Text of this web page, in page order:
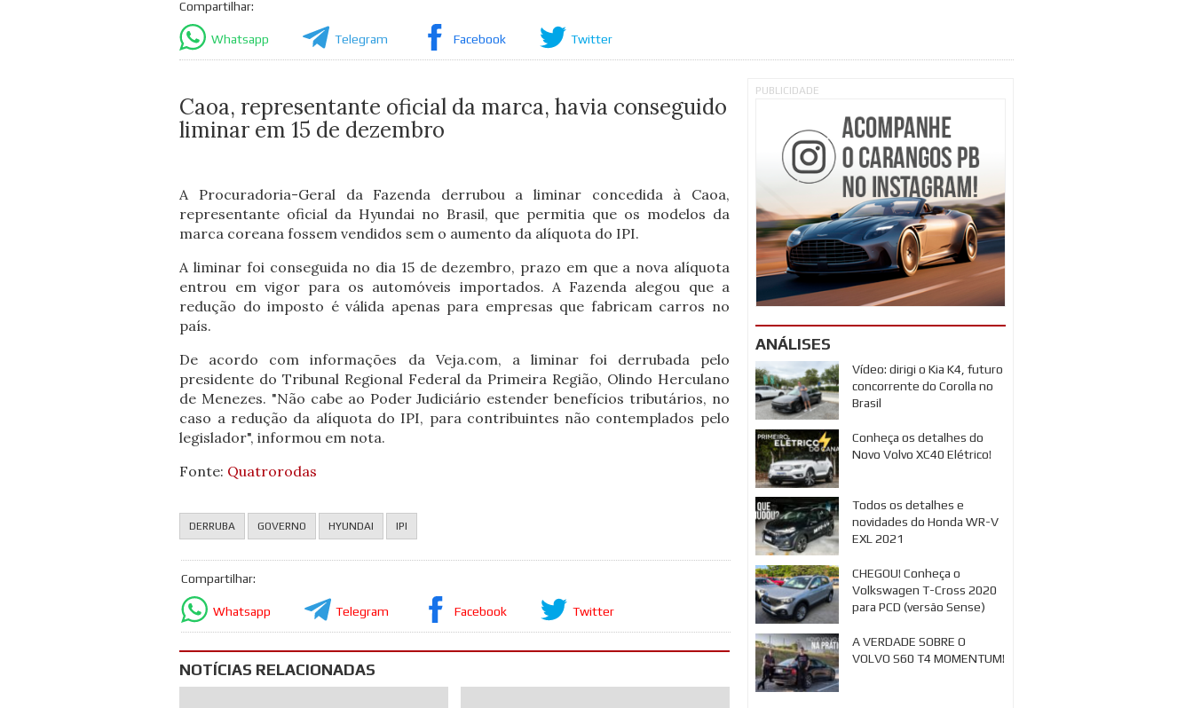
Compartilhar:
Whatsapp Telegram Facebook Twitter
Caoa, representante oficial da marca, havia conseguido
liminar em 15 de dezembro
A Procuradoria-Geral da Fazenda derrubou a liminar concedida à Caoa,
representante oficial da Hyundai no Brasil, que permitia que os modelos da
marca coreana fossem vendidos sem o aumento da alíquota do IPI.
A liminar foi conseguida no dia 15 de dezembro, prazo em que a nova alíquota
entrou em vigor para os automóveis importados. A Fazenda alegou que a
redução do imposto é válida apenas para empresas que fabricam carros no
país.
De acordo com informações da Veja.com, a liminar foi derrubada pelo
presidente do Tribunal Regional Federal da Primeira Região, Olindo Herculano
de Menezes. "Não cabe ao Poder Judiciário estender benefícios tributários, no
caso a redução da alíquota do IPI, para contribuintes não contemplados pelo
legislador", informou em nota.
Fonte: Quatrorodas
DERRUBA GOVERNO HYUNDAI IPI
Compartilhar:
Whatsapp Telegram Facebook Twitter
NOTÍCIAS RELACIONADAS
PUBLICIDADE
ANÁLISES
Vídeo: dirigi o Kia K4, futuro
concorrente do Corolla no
Brasil
Conheça os detalhes do
Novo Volvo XC40 Elétrico!
Todos os detalhes e
novidades do Honda WR-V
EXL 2021
CHEGOU! Conheça o
Volkswagen T-Cross 2020
para PCD (versão Sense)
A VERDADE SOBRE O
VOLVO S60 T4 MOMENTUM!